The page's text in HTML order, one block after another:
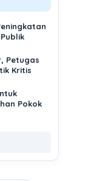
Petugas
Kritis
Pokok